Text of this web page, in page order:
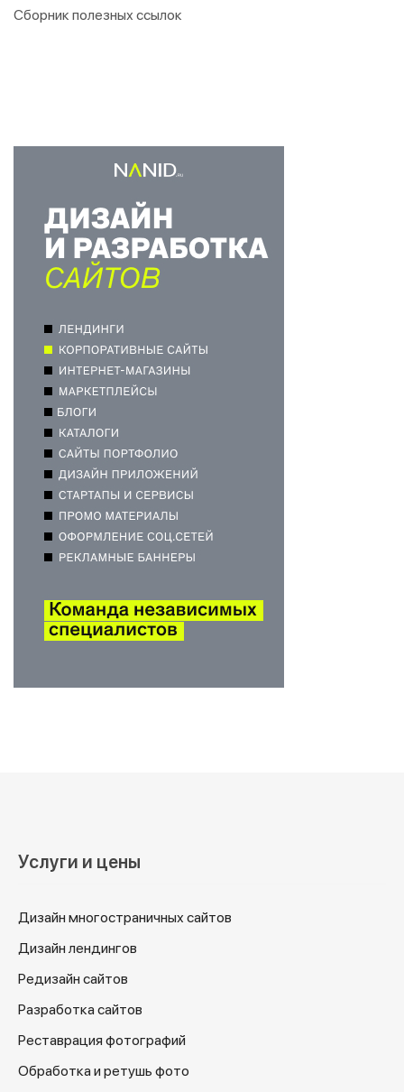
Сборник полезных ссылок
Услуги и цены
Дизайн многостраничных сайтов
Дизайн лендингов
Редизайн сайтов
Разработка сайтов
Реставрация фотографий
Обработка и ретушь фото